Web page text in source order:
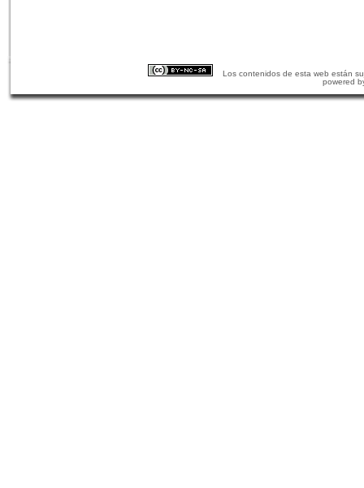
Los contenidos de esta web están
powered